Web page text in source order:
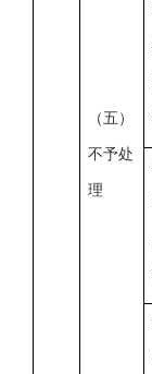
（五）
不予处
理